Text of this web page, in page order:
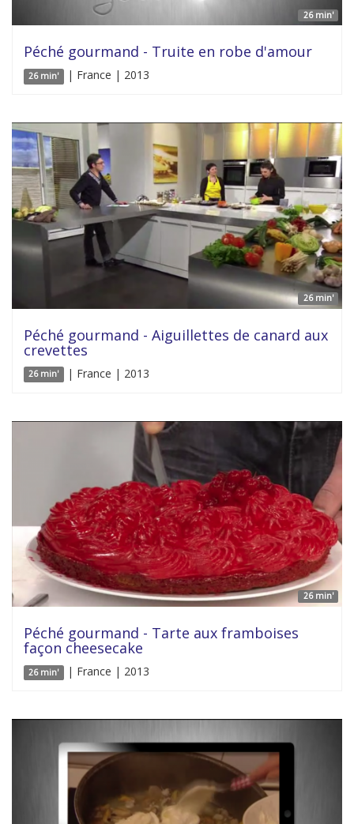
26 min'
Péché gourmand - Truite en robe d'amour
26 min' | France | 2013
26 min'
Péché gourmand - Aiguillettes de canard aux
crevettes
26 min' | France | 2013
26 min'
Péché gourmand - Tarte aux framboises
façon cheesecake
26 min' | France | 2013